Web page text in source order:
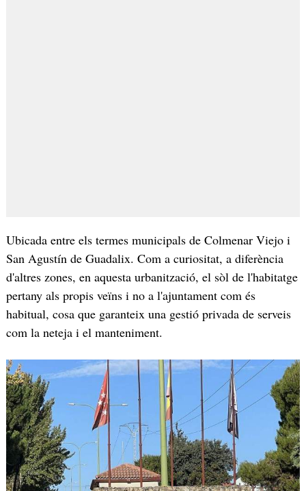
Ubicada entre els termes municipals de Colmenar Viejo i
San Agustín de Guadalix. Com a curiositat, a diferència
d'altres zones, en aquesta urbanització, el sòl de l'habitatge
pertany als propis veïns i no a l'ajuntament com és
habitual, cosa que garanteix una gestió privada de serveis
com la neteja i el manteniment.